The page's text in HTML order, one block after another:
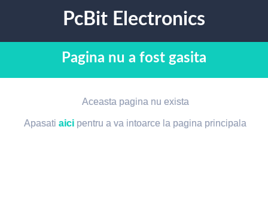
PcBit Electronics
Pagina nu a fost gasita
Aceasta pagina nu exista
Apasatiaici pentru a va intoarce la pagina principala